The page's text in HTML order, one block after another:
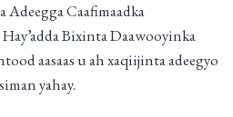
Adeegga Caafimaadka
Bixinta Daawooyinka
aasaas u ah xaqiijinta adeegyo
yahay.